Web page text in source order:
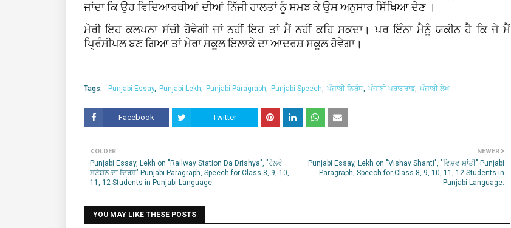
ਜਾਂਦਾ ਕਿ ਉਹ ਵਿਦਿਆਰਥੀਆਂ ਦੀਆਂ ਨਿੱਜੀ ਹਾਲਤਾਂ ਨੂੰ ਸਮਝ ਕੇ ਉਸ ਅਨੁਸਾਰ ਸਿੱਖਿਆ ਦੇਣ ।
ਮੇਰੀ ਇਹ ਕਲਪਨਾ ਸੱਚੀ ਹੋਵੇਗੀ ਜਾਂ ਨਹੀਂ ਇਹ ਤਾਂ ਮੈਂ ਨਹੀਂ ਕਹਿ ਸਕਦਾ। ਪਰ ਇੰਨਾ ਮੈਨੂੰ ਯਕੀਨ ਹੈ ਕਿ ਜੇ ਮੈਂ
ਪ੍ਰਿੰਸੀਪਲ ਬਣ ਗਿਆ ਤਾਂ ਮੇਰਾ ਸਕੂਲ ਇਲਾਕੇ ਦਾ ਆਦਰਸ਼ ਸਕੂਲ ਹੋਵੇਗਾ।
Tags: Punjabi-Essay Punjabi-Lekh Punjabi-Paragraph Punjabi-Speech ਪੰਜਾਬੀ-ਨਿਬੰਧ ਪੰਜਾਬੀ-ਪਰਾਗ੍ਰਾਫ ਪੰਜਾਬੀ-ਲੇਖ
Facebook Twitter
NEWER
Punjabi Essay, Lekh on "Vishav Shanti", "ਵਿਸ਼ਵ ਸ਼ਾਂਤੀ" Punjabi
Paragraph, Speech for Class 8, 9, 10, 11, 12 Students in
Punjabi Language.
OLDER
Punjabi Essay, Lekh on "Railway Station Da Drishya", "ਰੇਲਵੇ
ਸਟੇਸ਼ਨ ਦਾ ਦ੍ਰਿਸ਼" Punjabi Paragraph, Speech for Class 8, 9, 10,
11, 12 Students in Punjabi Language.
YOU MAY LIKE THESE POSTS